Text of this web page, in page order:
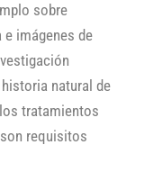
sobre
imágenes de
natural de
tratamientos
requisitos